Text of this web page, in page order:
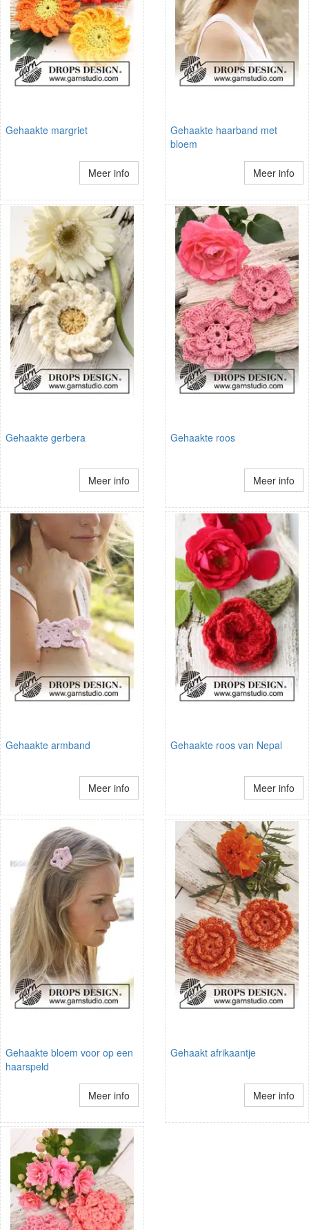
Gehaakte margriet
Meer info
Gehaakte haarband met
bloem
Meer info
Gehaakte gerbera
Meer info
Gehaakte roos
Meer info
Gehaakte armband
Meer info
Gehaakte roos van Nepal
Meer info
Gehaakte bloem voor op een
haarspeld
Meer info
Gehaakt afrikaantje
Meer info